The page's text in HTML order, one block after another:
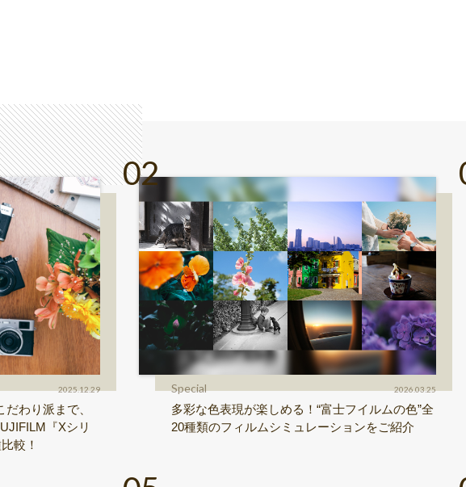
2025.12.29
だわり派まで、
『Xシリ
較！
Special 2026.03.25
多彩な色表現が楽しめる！“富士フイルムの色”全
20種類のフィルムシミュレーションをご紹介